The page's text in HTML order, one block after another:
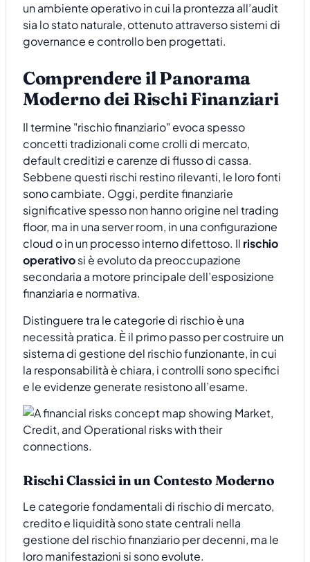
un ambiente operativo in cui la prontezza all’audit
sia lo stato naturale, ottenuto attraverso sistemi di
governance e controllo ben progettati.
Comprendere il Panorama
Moderno dei Rischi Finanziari
Il termine "rischio finanziario" evoca spesso
concetti tradizionali come crolli di mercato,
default creditizi e carenze di flusso di cassa.
Sebbene questi rischi restino rilevanti, le loro fonti
sono cambiate. Oggi, perdite finanziarie
significative spesso non hanno origine nel trading
floor, ma in una server room, in una configurazione
cloud o in un processo interno difettoso. Il rischio
operativosi è evoluto da preoccupazione
secondaria a motore principale dell’esposizione
finanziaria e normativa.
Distinguere tra le categorie di rischio è una
necessità pratica. È il primo passo per costruire un
sistema di gestione del rischio funzionante, in cui
la responsabilità è chiara, i controlli sono specifici
e le evidenze generate resistono all’esame.
Rischi Classici in un Contesto Moderno
Le categorie fondamentali di rischio di mercato,
credito e liquidità sono state centrali nella
gestione del rischio finanziario per decenni, ma le
loro manifestazioni si sono evolute.